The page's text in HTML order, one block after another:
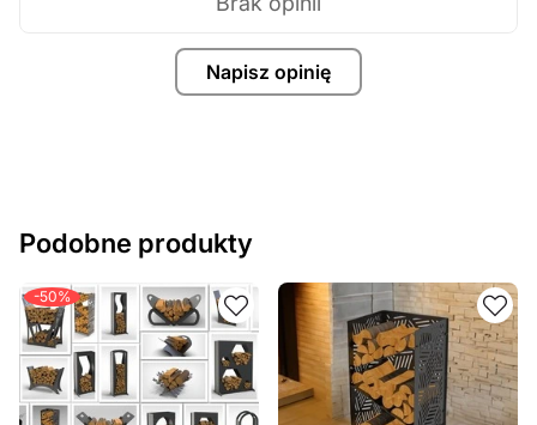
Napisz opinię
Podobne produkty
-50%